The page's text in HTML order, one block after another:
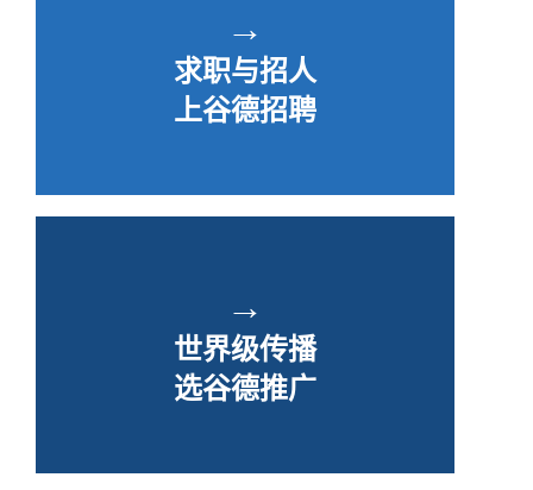
→
求职与招人
上谷德招聘
→
世界级传播
选谷德推广